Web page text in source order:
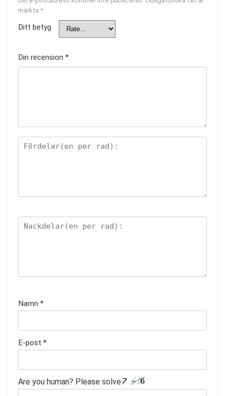
märkta *
Ditt betyg
Din recension *
Namn *
E-post *
Are you human? Please solve: